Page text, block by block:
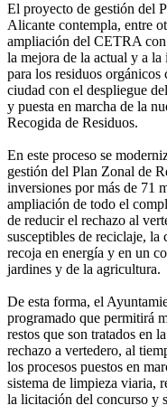
El proyecto de gestión del
Alicante contempla, entre
ampliación del CETRA con
la mejora de la actual y a
para los residuos orgánicos
ciudad con el despliegue
y puesta en marcha de la
Recogida de Residuos.
En este proceso se
gestión del Plan Zonal de
inversiones por más de 71
ampliación de todo el
de reducir el rechazo al
susceptibles de reciclaje, la
recoja en energía y en un
jardines y de la agricultura.
De esta forma, el
programado que permitirá
restos que son tratados en
rechazo a vertedero, al
los procesos puestos en
sistema de limpieza viaria,
la licitación del concurso y